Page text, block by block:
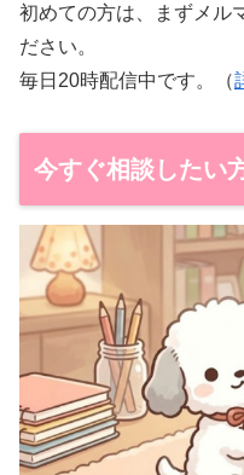
初めての方は、まずメル
ださい。
毎日20時配信中です。（
今すぐ相談したい